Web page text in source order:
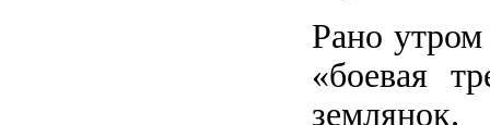
Рано утром
«боевая